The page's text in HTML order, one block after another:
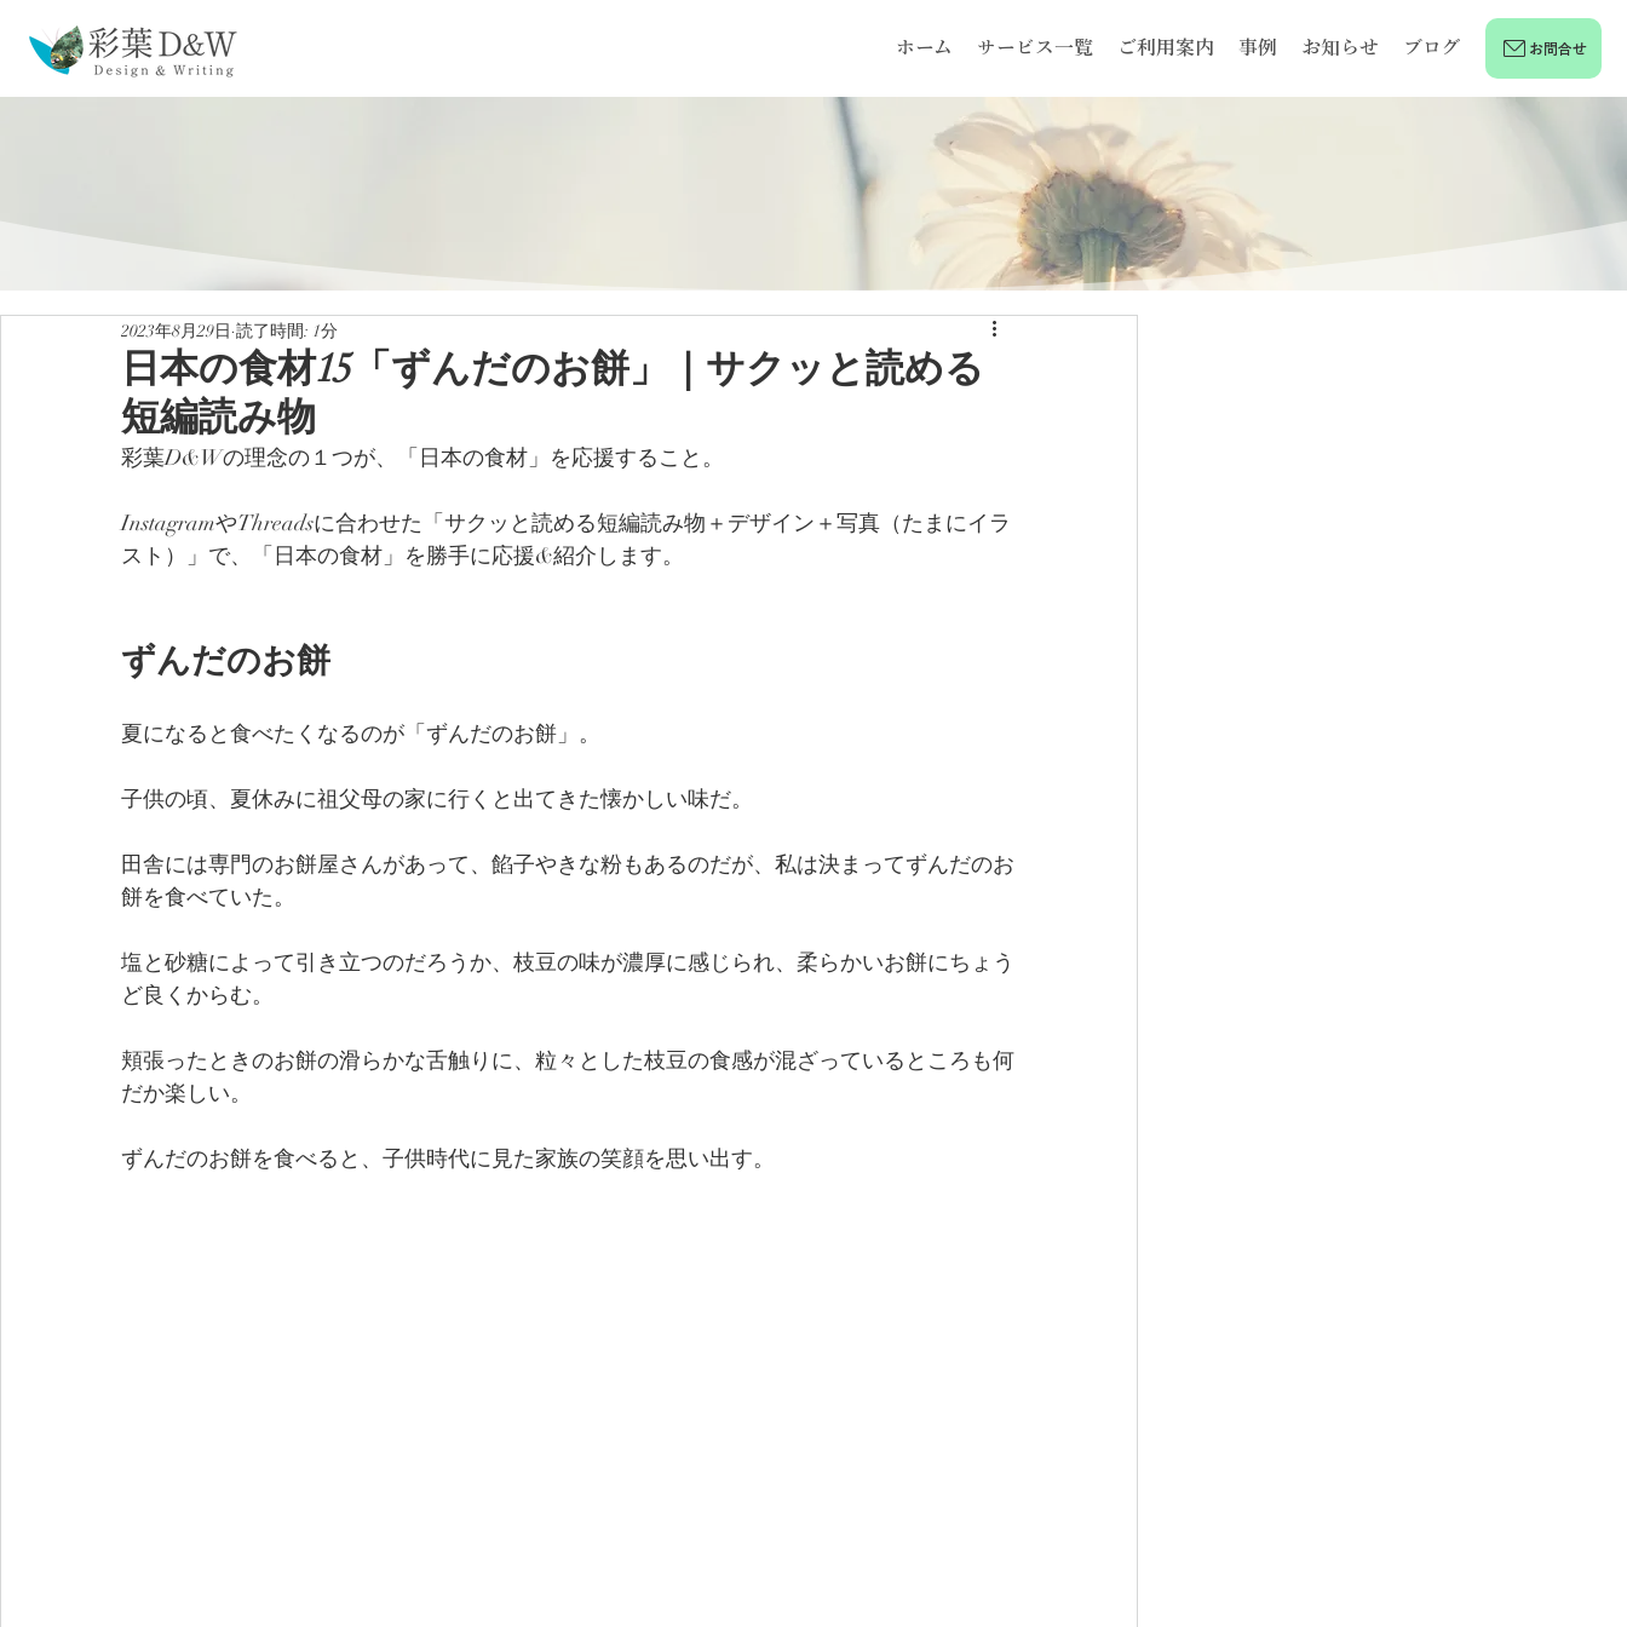
ホーム サービス一覧 ご利用案内 事例 お知らせ ブログ お問合せ
日本の食材15「ずんだのお餅」｜サクッと読める
短編読み物
2023年8月29日 読了時間: 1分
彩葉D&Wの理念の１つが、「日本の食材」を応援すること。
InstagramやThreadsに合わせた「サクッと読める短編読み物＋デザイン＋写真（たまにイラ
スト）」で、「日本の食材」を勝手に応援&紹介します。
ずんだのお餅
夏になると食べたくなるのが「ずんだのお餅」。
子供の頃、夏休みに祖父母の家に行くと出てきた懐かしい味だ。
田舎には専門のお餅屋さんがあって、餡子やきな粉もあるのだが、私は決まってずんだのお
餅を食べていた。
塩と砂糖によって引き立つのだろうか、枝豆の味が濃厚に感じられ、柔らかいお餅にちょう
ど良くからむ。
頬張ったときのお餅の滑らかな舌触りに、粒々とした枝豆の食感が混ざっているところも何
だか楽しい。
ずんだのお餅を食べると、子供時代に見た家族の笑顔を思い出す。